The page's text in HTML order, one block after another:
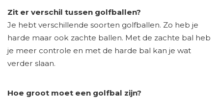
Zit er verschil tussen golfballen?
Je hebt verschillende soorten golfballen. Zo heb je
harde maar ook zachte ballen. Met de zachte bal heb
je meer controle en met de harde bal kan je wat
verder slaan.
Hoe groot moet een golfbal zijn?